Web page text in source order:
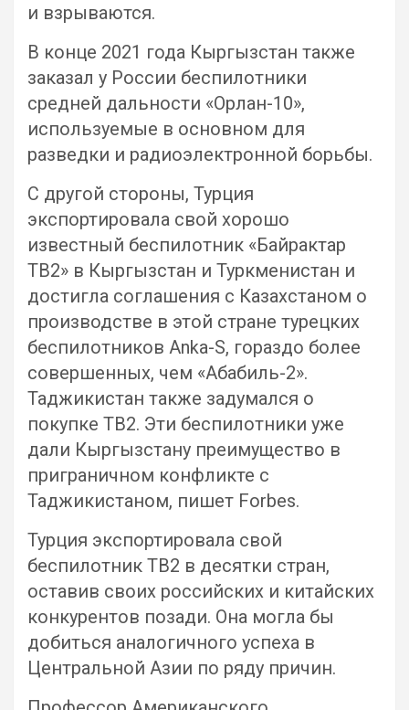
и взрываются.
В конце 2021 года Кыргызстан также
заказал у России беспилотники
средней дальности «Орлан-10»,
используемые в основном для
разведки и радиоэлектронной борьбы.
С другой стороны, Турция
экспортировала свой хорошо
известный беспилотник «Байрактар
ТВ2» в Кыргызстан и Туркменистан и
достигла соглашения с Казахстаном о
производстве в этой стране турецких
беспилотников Anka-S, гораздо более
совершенных, чем «Абабиль-2».
Таджикистан также задумался о
покупке TB2. Эти беспилотники уже
дали Кыргызстану преимущество в
приграничном конфликте с
Таджикистаном, пишет Forbes.
Турция экспортировала свой
беспилотник TB2 в десятки стран,
оставив своих российских и китайских
конкурентов позади. Она могла бы
добиться аналогичного успеха в
Центральной Азии по ряду причин.